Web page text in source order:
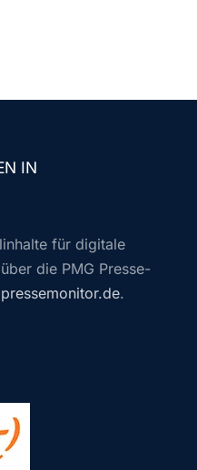
IN
für digitale
die PMG Presse-
.